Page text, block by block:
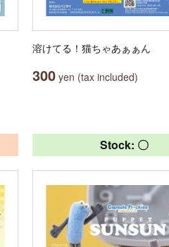
溶けてる！猫ちゃあぁぁん
300 yen (tax included)
Stock: 〇